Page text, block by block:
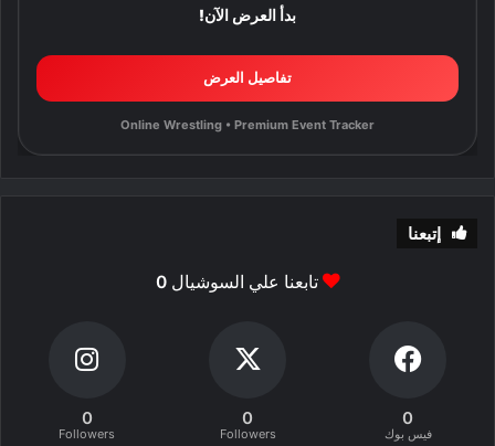
بدأ العرض الآن!
تفاصيل العرض
Online Wrestling • Premium Event Tracker
إتبعنا
تابعنا علي السوشيال0
0
فيس بوك
0
Followers
0
Followers